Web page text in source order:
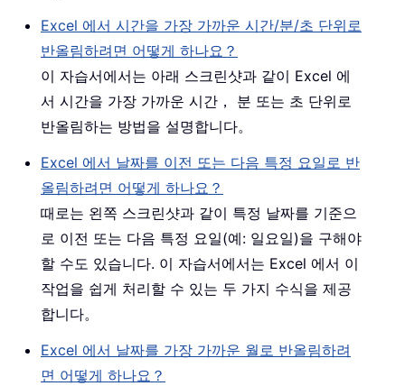
Excel 에서 시간을 가장 가까운 시간/분/초 단위로
반올림하려면 어떻게 하나요？
이 자습서에서는 아래 스크린샷과 같이 Excel 에
서 시간을 가장 가까운 시간， 분 또는 초 단위로
반올림하는 방법을 설명합니다。
Excel 에서 날짜를 이전 또는 다음 특정 요일로 반
올림하려면 어떻게 하나요？
때로는 왼쪽 스크린샷과 같이 특정 날짜를 기준으
로 이전 또는 다음 특정 요일(예: 일요일)을 구해야
할 수도 있습니다. 이 자습서에서는 Excel 에서 이
작업을 쉽게 처리할 수 있는 두 가지 수식을 제공
합니다。
Excel 에서 날짜를 가장 가까운 월로 반올림하려
면 어떻게 하나요？